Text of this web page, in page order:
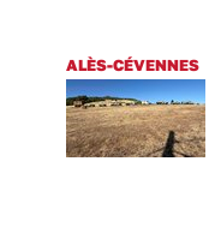
ALÈS-CÉVENNES